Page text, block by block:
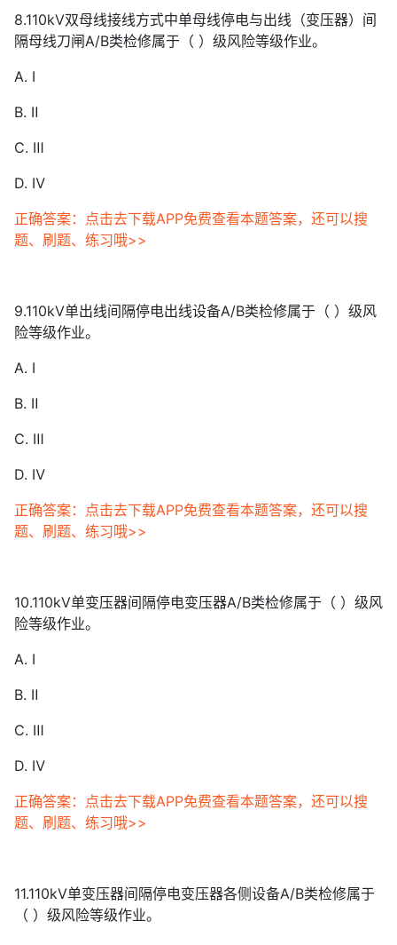
8.110kV双母线接线方式中单母线停电与出线（变压器）间
隔母线刀闸A/B类检修属于（ ）级风险等级作业。
A. Ⅰ
B. Ⅱ
C. Ⅲ
D. Ⅳ
正确答案：点击去下载APP免费查看本题答案，还可以搜
题、刷题、练习哦>>
9.110kV单出线间隔停电出线设备A/B类检修属于（ ）级风
险等级作业。
A. Ⅰ
B. Ⅱ
C. Ⅲ
D. Ⅳ
正确答案：点击去下载APP免费查看本题答案，还可以搜
题、刷题、练习哦>>
10.110kV单变压器间隔停电变压器A/B类检修属于（ ）级风
险等级作业。
A. Ⅰ
B. Ⅱ
C. Ⅲ
D. Ⅳ
正确答案：点击去下载APP免费查看本题答案，还可以搜
题、刷题、练习哦>>
11.110kV单变压器间隔停电变压器各侧设备A/B类检修属于
（ ）级风险等级作业。